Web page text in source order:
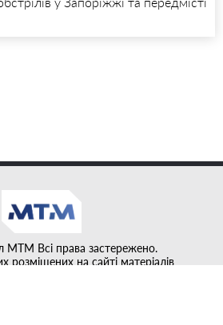
Всі права застережено.
розміщених на сайті матеріалів